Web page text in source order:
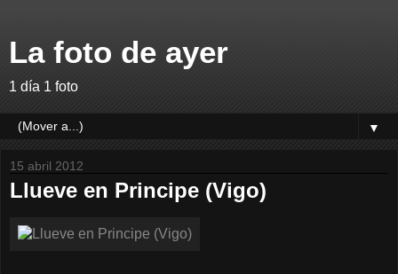
La foto de ayer
1 día 1 foto
▼
15 abril 2012
Llueve en Principe (Vigo)